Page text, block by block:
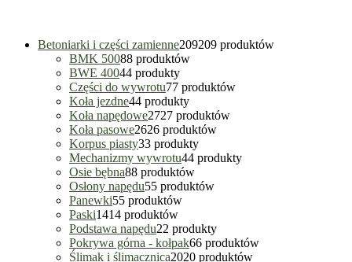
Betoniarki i części zamienne209209 produktów
BMK 50088 produktów
BWE 40044 produkty
Części do wywrotu77 produktów
Koła jezdne44 produkty
Koła napędowe2727 produktów
Koła pasowe2626 produktów
Korpus piasty33 produkty
Mechanizmy wywrotu44 produkty
Osie bębna88 produktów
Osłony napędu55 produktów
Panewki55 produktów
Paski1414 produktów
Podstawa napędu22 produkty
Pokrywa górna - kołpak66 produktów
Ślimak i ślimacznica2020 produktów